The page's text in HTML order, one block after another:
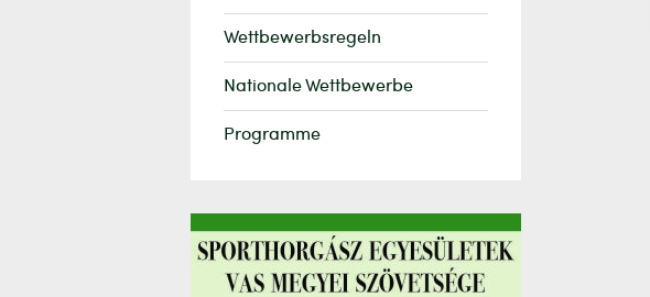
Wettbewerbsregeln
Nationale Wettbewerbe
Programme